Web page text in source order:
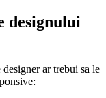
designului
ar trebui sa le